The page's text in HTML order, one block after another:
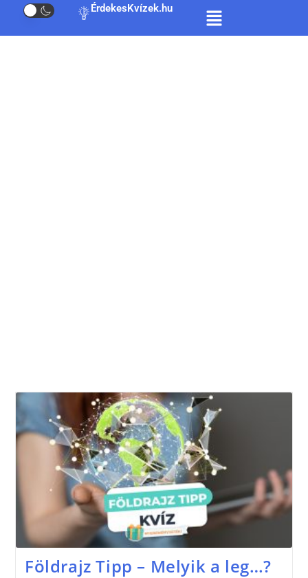
ÉrdekesKvízek.hu
Földrajz Tipp – Melyik a leg…?